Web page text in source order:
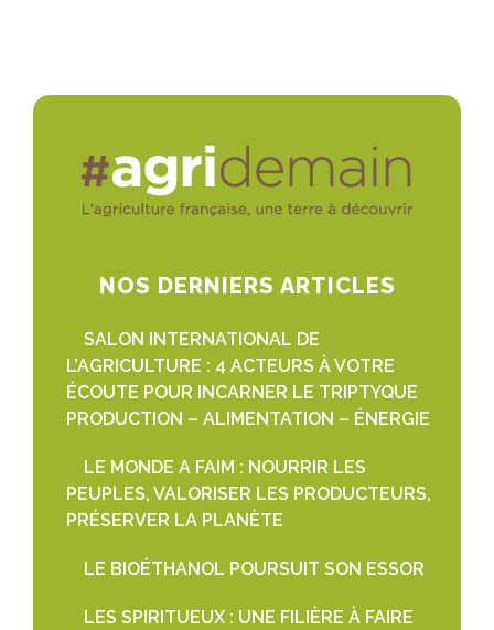
NOS DERNIERS ARTICLES
SALON INTERNATIONAL DE
L’AGRICULTURE : 4 ACTEURS À VOTRE
ÉCOUTE POUR INCARNER LE TRIPTYQUE
PRODUCTION – ALIMENTATION – ÉNERGIE
LE MONDE A FAIM : NOURRIR LES
PEUPLES, VALORISER LES PRODUCTEURS,
PRÉSERVER LA PLANÈTE
LE BIOÉTHANOL POURSUIT SON ESSOR
LES SPIRITUEUX : UNE FILIÈRE À FAIRE